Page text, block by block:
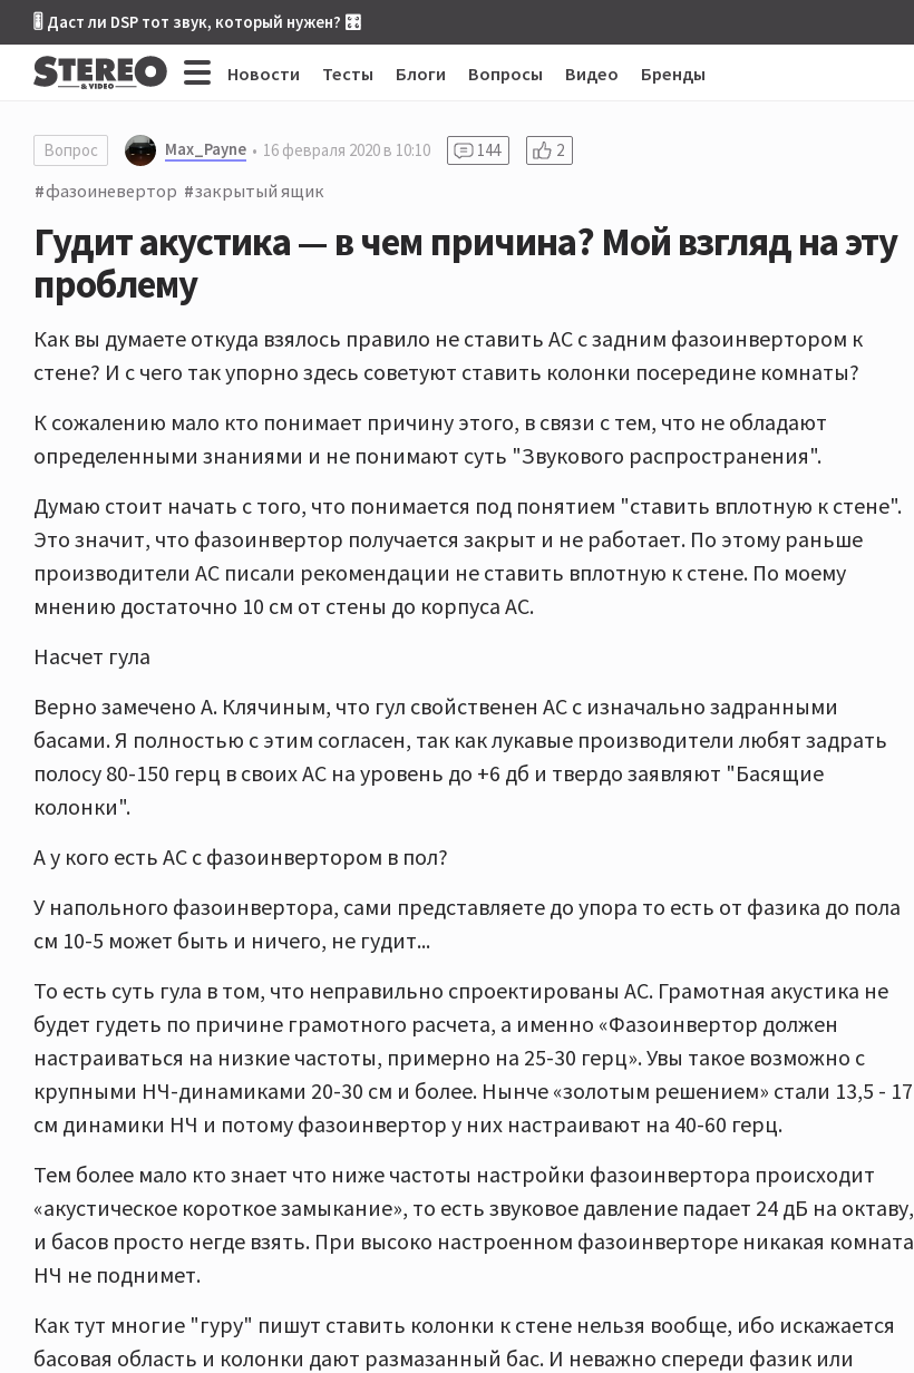
🎚 Даст ли DSP тот звук, который нужен? 🎛
Новости Тесты Блоги Вопросы Видео Бренды
Вопрос Max_Payne 16 февраля 2020 в 10:10 144 2
фазоиневертор закрытый ящик
Гудит акустика — в чем причина? Мой взгляд на эту
проблему
Как вы думаете откуда взялось правило не ставить АС с задним фазоинвертором к
стене? И с чего так упорно здесь советуют ставить колонки посередине комнаты?
К сожалению мало кто понимает причину этого, в связи с тем, что не обладают
определенными знаниями и не понимают суть "Звукового распространения".
Думаю стоит начать с того, что понимается под понятием "ставить вплотную к стене".
Это значит, что фазоинвертор получается закрыт и не работает. По этому раньше
производители АС писали рекомендации не ставить вплотную к стене. По моему
мнению достаточно 10 см от стены до корпуса АС.
Насчет гула
Верно замечено А. Клячиным, что гул свойственен АС с изначально задранными
басами. Я полностью с этим согласен, так как лукавые производители любят задрать
полосу 80-150 герц в своих АС на уровень до +6 дб и твердо заявляют "Басящие
колонки".
А у кого есть АС с фазоинвертором в пол?
У напольного фазоинвертора, сами представляете до упора то есть от фазика до пола
см 10-5 может быть и ничего, не гудит...
То есть суть гула в том, что неправильно спроектированы АС. Грамотная акустика не
будет гудеть по причине грамотного расчета, а именно «Фазоинвертор должен
настраиваться на низкие частоты, примерно на 25-30 герц». Увы такое возможно с
крупными НЧ-динамиками 20-30 см и более. Нынче «золотым решением» стали 13,5 - 17
см динамики НЧ и потому фазоинвертор у них настраивают на 40-60 герц.
Тем более мало кто знает что ниже частоты настройки фазоинвертора происходит
«акустическое короткое замыкание», то есть звуковое давление падает 24 дБ на октаву,
и басов просто негде взять. При высоко настроенном фазоинверторе никакая комната
НЧ не поднимет.
Как тут многие "гуру" пишут ставить колонки к стене нельзя вообще, ибо искажается
басовая область и колонки дают размазанный бас. И неважно спереди фазик или